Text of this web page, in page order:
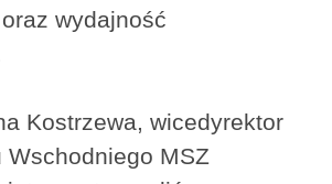
wydajność
Kostrzewa, wicedyrektor
Wschodniego MSZ